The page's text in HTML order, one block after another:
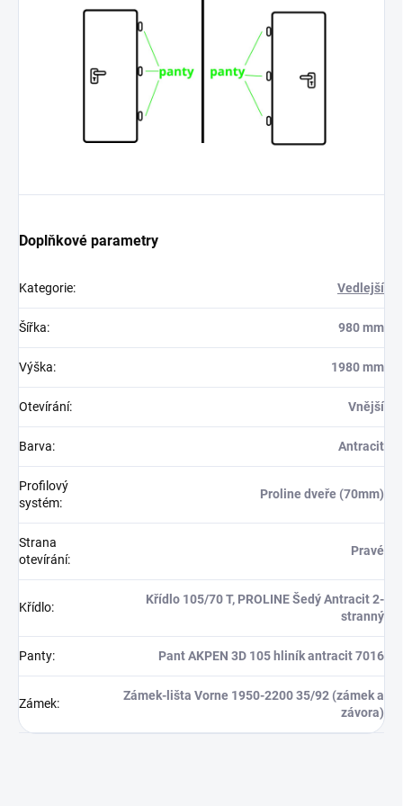
Doplňkové parametry
Kategorie: Vedlejší
Šířka: 980 mm
Výška: 1980 mm
Otevírání: Vnější
Barva: Antracit
Profilový
systém:
Proline dveře (70mm)
Strana
otevírání:
Pravé
Křídlo:
Křídlo 105/70 T, PROLINE Šedý Antracit 2-
stranný
Panty: Pant AKPEN 3D 105 hliník antracit 7016
Zámek:
Zámek-lišta Vorne 1950-2200 35/92 (zámek a
závora)